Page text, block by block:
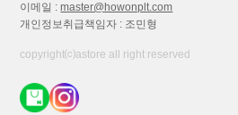
이메일 :master@howonplt.com
개인정보취급책임자 : 조민형
copyright⒞astore all right reserved